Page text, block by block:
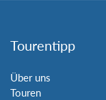
Tourentipp
Über uns
Touren